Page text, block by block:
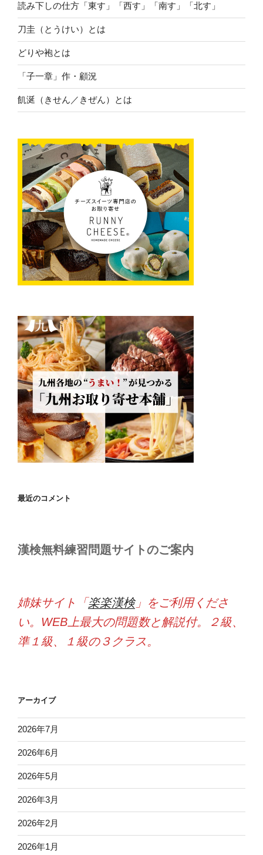
読み下しの仕方「東す」「西す」「南す」「北す」
刀圭（とうけい）とは
どりや袍とは
「子一章」作・顧況
飢涎（きせん／きぜん）とは
最近のコメント
漢検無料練習問題サイトのご案内
姉妹サイト「楽楽漢検」をご利用くださ
い。WEB上最大の問題数と解説付。２級、
準１級、１級の３クラス。
アーカイブ
2026年7月
2026年6月
2026年5月
2026年3月
2026年2月
2026年1月